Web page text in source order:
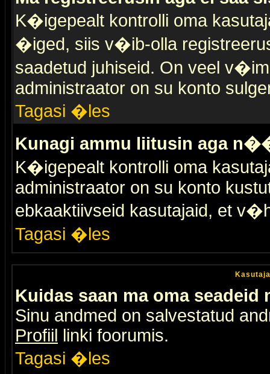
K�igepealt kontrolli oma
�iged, siis v�ib-olla
saadetud juhiseid. On veel
administraator on su konto
Tagasi �les
Kunagi ammu liitusin aga
K�igepealt kontrolli oma
administraator on su konto
ebkaaktiivseid kasutajaid, et
Tagasi �les
Kuidas saan ma oma seadeid
Sinu andmed on salvestatud
Profiil linki foorumis.
Tagasi �les